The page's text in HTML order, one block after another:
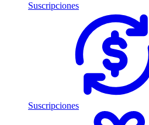
Suscripciones
Suscripciones